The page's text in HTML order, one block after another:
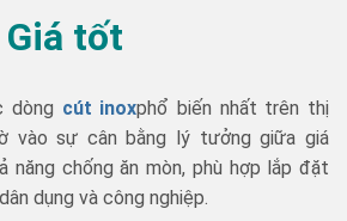
tốt
dòng cút inoxphổ biến nhất trên thị
vào sự cân bằng lý tưởng giữa giá
năng chống ăn mòn, phù hợp lắp đặt
dụng và công nghiệp.